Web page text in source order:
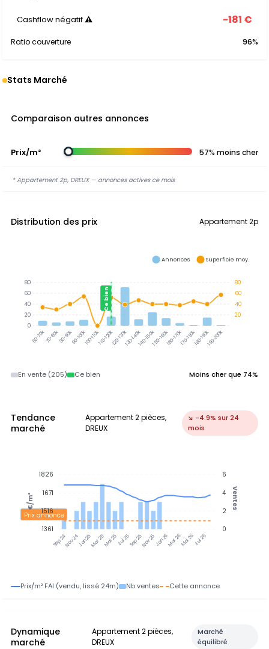
Cashflow négatif ⚠ -181 €
Ratio couverture 96%
Stats Marché
Comparaison autres annonces
Prix/m² 57% moins cher
* Appartement 2p, DREUX — annonces actives ce mois
Distribution des prix Appartement 2p
60-70k70-80k80-90k90-100k100-110k110-120k120-130k130-140k140-150k150-160k160-170k170-180k180-190k190-200k
Ce bien
80
60
40
20
80
60
40
20
0
Annonces Superficie moy.
En vente (205) Ce bien Moins cher que 74%
Tendance
marché
Appartement 2 pièces,
DREUX
↘ -4.9% sur 24
mois
Sep 24Nov 24Jan 25Mar 25Mai 25Jul 25Sep 25Nov 25Jan 26Mar 26Mai 26Jul 26
Prix annonce
6
4
2
0
Ventes
1826
1671
1516
1361
€/m²
Prix/m² FAI (vendu, lissé 24m) Nb ventes Cette annonce
Dynamique
marché
Appartement 2 pièces,
DREUX
Marché
équilibré